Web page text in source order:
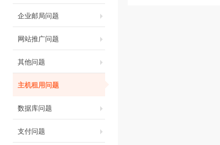
企业邮局问题
网站推广问题
其他问题
主机租用问题
数据库问题
支付问题